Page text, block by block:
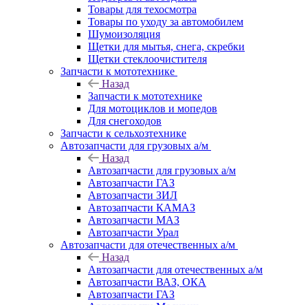
Товары для техосмотра
Товары по уходу за автомобилем
Шумоизоляция
Щетки для мытья, снега, скребки
Щетки стеклоочистителя
Запчасти к мототехнике
Назад
Запчасти к мототехнике
Для мотоциклов и мопедов
Для снегоходов
Запчасти к сельхозтехнике
Автозапчасти для грузовых а/м
Назад
Автозапчасти для грузовых а/м
Автозапчасти ГАЗ
Автозапчасти ЗИЛ
Автозапчасти КАМАЗ
Автозапчасти МАЗ
Автозапчасти Урал
Автозапчасти для отечественных а/м
Назад
Автозапчасти для отечественных а/м
Автозапчасти ВАЗ, ОКА
Автозапчасти ГАЗ